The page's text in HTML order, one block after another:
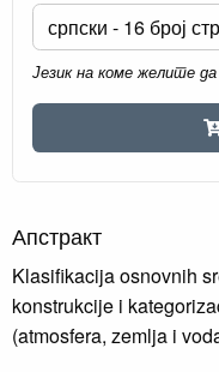
Језик на коме желите
Апстракт
Klasifikacija osnovnih
konstrukcije i
(atmosfera, zemlja i